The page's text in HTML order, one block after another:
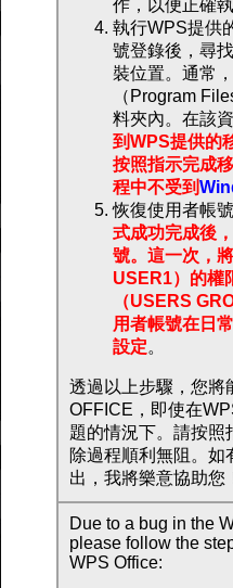
作，以便正確
執行WPS提供
號登錄後，尋
裝位置。通常
（Program
料夾內。在該
到WPS提供的
按照指示完成
程中不受到
恢復使用者帳
式成功完成後
號。這一次，
USER1）的權
（USERS
用者帳號在日
設定。
透過以上步驟，您將
OFFICE，即使在
題的情況下。請按照
除過程順利無阻。如
出，我將樂意協助您
Due to a bug in the
please follow the
WPS Office: